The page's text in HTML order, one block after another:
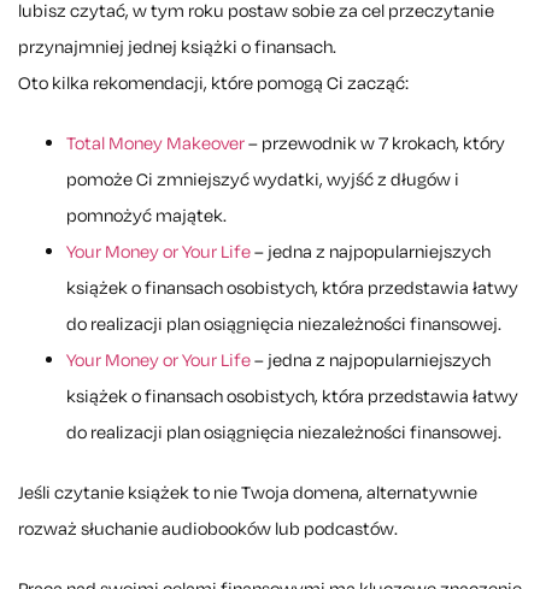
lubisz czytać, w tym roku postaw sobie za cel przeczytanie
przynajmniej jednej książki o finansach.
Oto kilka rekomendacji, które pomogą Ci zacząć:
Total Money Makeover– przewodnik w 7 krokach, który
pomoże Ci zmniejszyć wydatki, wyjść z długów i
pomnożyć majątek.
Your Money or Your Life– jedna z najpopularniejszych
książek o finansach osobistych, która przedstawia łatwy
do realizacji plan osiągnięcia niezależności finansowej.
Your Money or Your Life– jedna z najpopularniejszych
książek o finansach osobistych, która przedstawia łatwy
do realizacji plan osiągnięcia niezależności finansowej.
Jeśli czytanie książek to nie Twoja domena, alternatywnie
rozważ słuchanie audiobooków lub podcastów.